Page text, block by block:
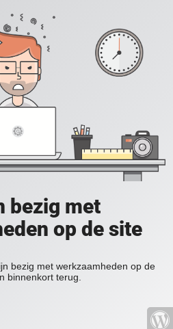
bezig met
op de site
bezig met werkzaamheden op de
binnenkort terug.